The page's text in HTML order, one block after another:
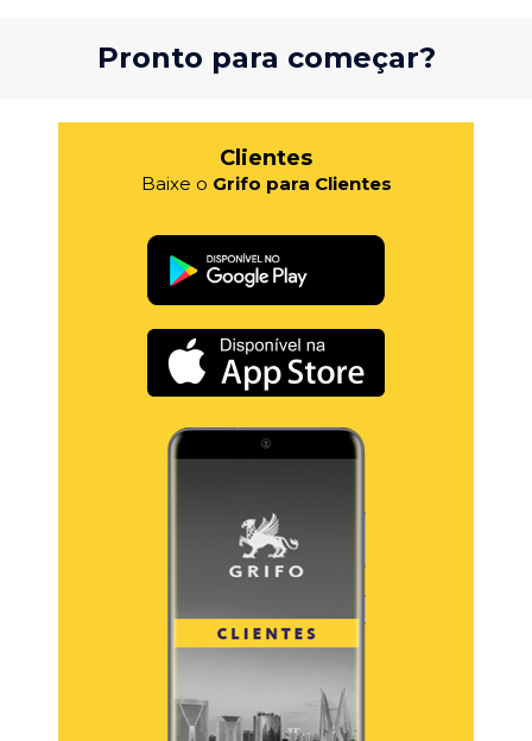
Pronto para começar?
Clientes
Baixe o Grifo para Clientes